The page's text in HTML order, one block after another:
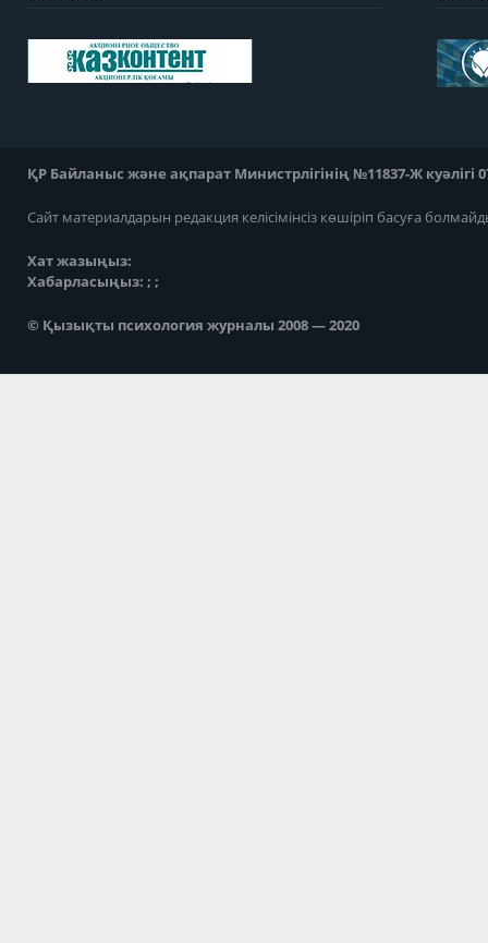
ҚР Байланыс және ақпарат Министрлігінің №11837-Ж куәлігі
Сайт материалдарын редакция келісімінсіз көшіріп басуға
Хат жазыңыз:
Хабарласыңыз: ; ;
© Қызықты психология журналы 2008 — 2020